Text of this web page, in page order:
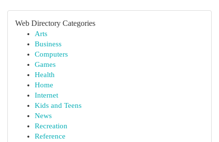
Web Directory Categories
Arts
Business
Computers
Games
Health
Home
Internet
Kids and Teens
News
Recreation
Reference